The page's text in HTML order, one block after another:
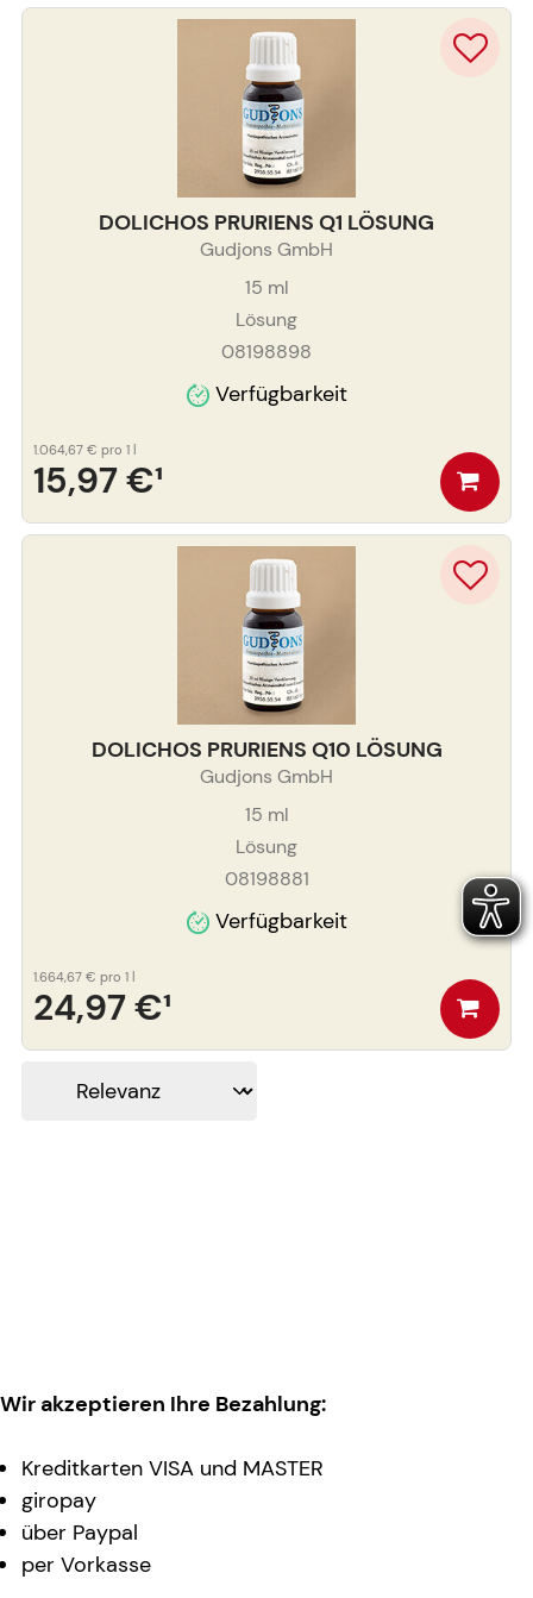
DOLICHOS PRURIENS Q1 LÖSUNG
Gudjons GmbH
15 ml
Lösung
08198898
Verfügbarkeit
15,97 €¹
1.064,67 € pro 1 l
DOLICHOS PRURIENS Q10 LÖSUNG
Gudjons GmbH
15 ml
Lösung
08198881
Verfügbarkeit
24,97 €¹
1.664,67 € pro 1 l
Wir akzeptieren Ihre Bezahlung:
Kreditkarten VISA und MASTER
giropay
über Paypal
per Vorkasse